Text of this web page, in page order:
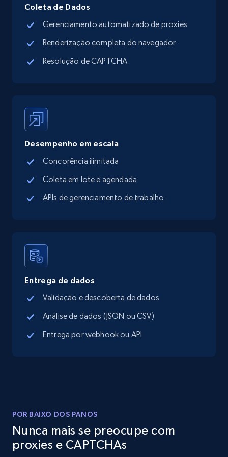
Place id, URL, Country, Name, Category,
more.
new records by Customer ID
Place id, URL, Country, Name, Category,
Address, Description, Business details, and
13.2K+ 1.7K+ Comece grátis
URL, User posted, Description, Hashtags, Num
comments, Date posted, Likes, Photos, and
more.
13.2K+ 1.6K+ Comece grátis
Coleta de Dados
Gerenciamento automatizado de proxies
Renderização completa do navegador
Resolução de CAPTCHA
Desempenho em escala
Concorência ilimitada
Coleta em lote e agendada
APIs de gerenciamento de trabalho
Entrega de dados
Validação e descoberta de dados
Análise de dados (JSON ou CSV)
Entrega por webhook ou API
POR BAIXO DOS PANOS
Nunca mais se preocupe com
proxies e CAPTCHAs